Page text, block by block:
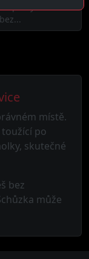
místě.
toužící po
skutečné
bez
může